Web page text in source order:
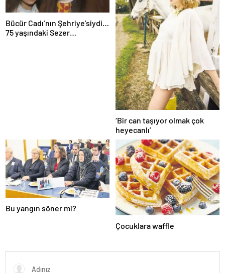
Bücür Cadı’nın Şehriye’siydi…
75 yaşındaki Sezer
‘Bir can taşıyor olmak çok
heyecanlı’
Bu yangın söner mi?
Çocuklara waffle